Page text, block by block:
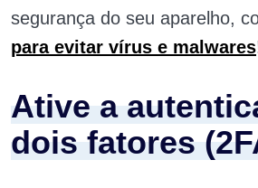
segurança do seu aparelho,
para evitar vírus e malwares
Ative a
dois fatores